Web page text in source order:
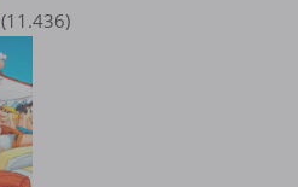
(11.436)